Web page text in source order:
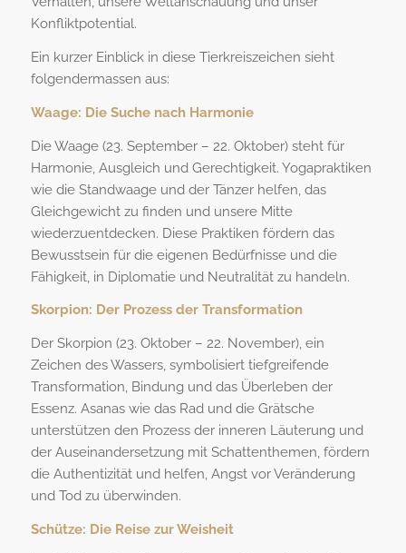
Konfliktpotential.
Ein kurzer Einblick in diese Tierkreiszeichen sieht
folgendermassen aus:
Waage: Die Suche nach Harmonie
Die Waage (23. September – 22. Oktober) steht für
Harmonie, Ausgleich und Gerechtigkeit. Yogapraktiken
wie die Standwaage und der Tänzer helfen, das
Gleichgewicht zu finden und unsere Mitte
wiederzuentdecken. Diese Praktiken fördern das
Bewusstsein für die eigenen Bedürfnisse und die
Fähigkeit, in Diplomatie und Neutralität zu handeln.
Skorpion: Der Prozess der Transformation
Der Skorpion (23. Oktober – 22. November), ein
Zeichen des Wassers, symbolisiert tiefgreifende
Transformation, Bindung und das Überleben der
Essenz. Asanas wie das Rad und die Grätsche
unterstützen den Prozess der inneren Läuterung und
der Auseinandersetzung mit Schattenthemen, fördern
die Authentizität und helfen, Angst vor Veränderung
und Tod zu überwinden.
Schütze: Die Reise zur Weisheit